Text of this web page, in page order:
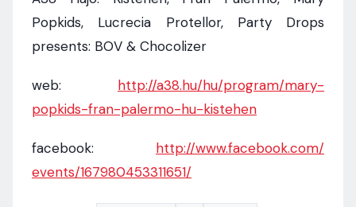
Popkids, Lucrecia Protellor, Party Drops
presents: BOV & Chocolizer
web: http://a38.hu/hu/program/mary-
popkids-fran-palermo-hu-kistehen
facebook: http://www.facebook.com/
events/167980453311651/